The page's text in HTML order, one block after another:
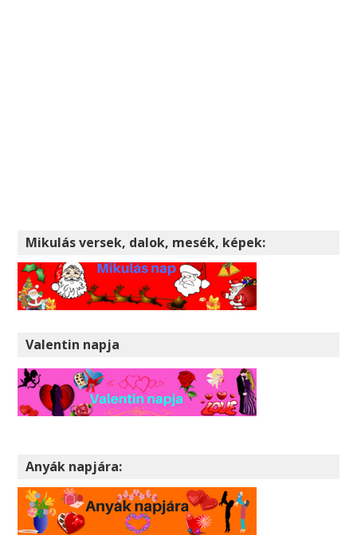
Mikulás versek, dalok, mesék, képek:
Valentin napja
Anyák napjára: